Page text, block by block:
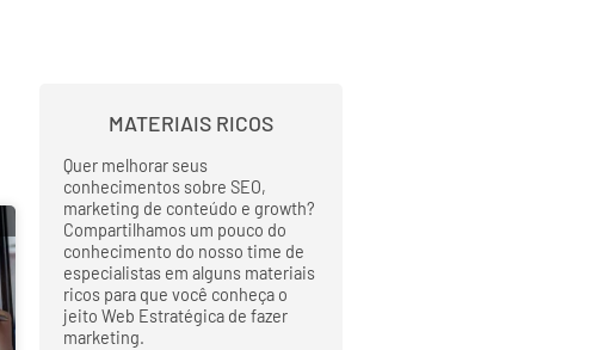
MATERIAIS RICOS
Quer melhorar seus
conhecimentos sobre SEO,
marketing de conteúdo e growth?
Compartilhamos um pouco do
conhecimento do nosso time de
especialistas em alguns materiais
ricos para que você conheça o
jeito Web Estratégica de fazer
marketing.